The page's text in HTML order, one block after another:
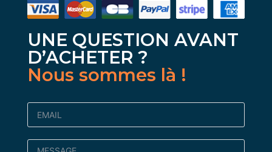
UNE QUESTION AVANT
D’ACHETER ?
Nous sommes là !